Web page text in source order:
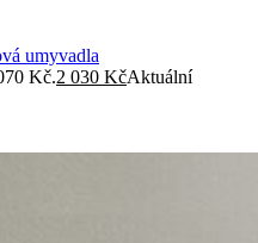
umyvadla
Kč.2 030 KčAktuální